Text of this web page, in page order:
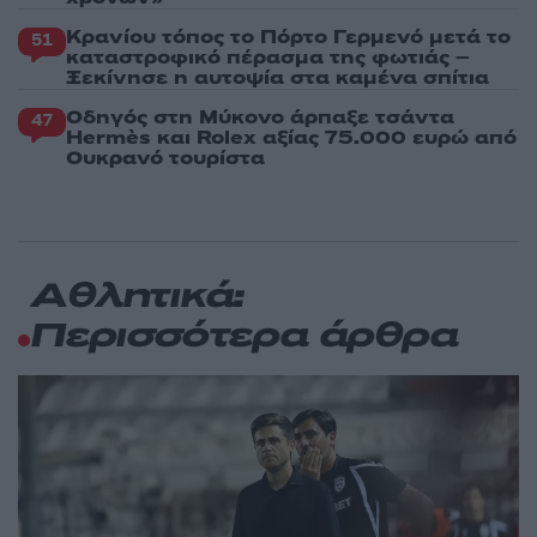
51 Κρανίου τόπος το Πόρτο Γερμενό μετά το
καταστροφικό πέρασμα της φωτιάς –
Ξεκίνησε η αυτοψία στα καμένα σπίτια
47 Οδηγός στη Μύκονο άρπαξε τσάντα
Hermès και Rolex αξίας 75.000 ευρώ από
Ουκρανό τουρίστα
Αθλητικά:
Περισσότερα άρθρα